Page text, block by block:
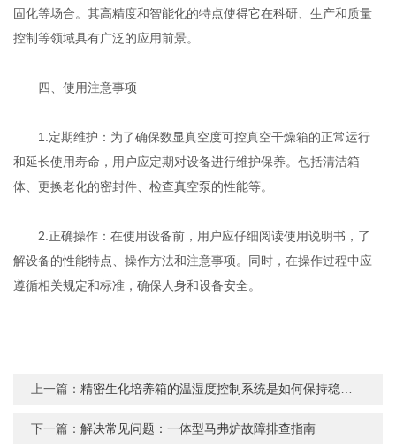
固化等场合。其高精度和智能化的特点使得它在科研、生产和质量
控制等领域具有广泛的应用前景。
四、使用注意事项
1.定期维护：为了确保数显真空度可控真空干燥箱的正常运行
和延长使用寿命，用户应定期对设备进行维护保养。包括清洁箱
体、更换老化的密封件、检查真空泵的性能等。
2.正确操作：在使用设备前，用户应仔细阅读使用说明书，了
解设备的性能特点、操作方法和注意事项。同时，在操作过程中应
遵循相关规定和标准，确保人身和设备安全。
上一篇：精密生化培养箱的温湿度控制系统是如何保持稳定的环境条件的？
下一篇：解决常见问题：一体型马弗炉故障排查指南